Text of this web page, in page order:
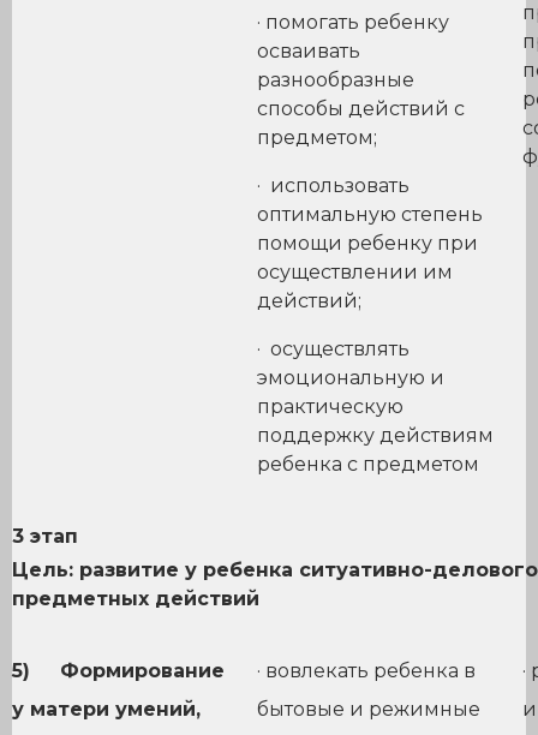
· помогать ребенку
осваивать
разнообразные
способы действий с
предметом;
· использовать
оптимальную степень
помощи ребенку при
осуществлении им
действий;
· осуществлять
эмоциональную и
практическую
поддержку действиям
ребенка с предметом
3 этап
Цель: развитие у ребенка ситуативно-
предметных действий
5) Формирование
у матери умений,
· вовлекать ребенка в
бытовые и режимные